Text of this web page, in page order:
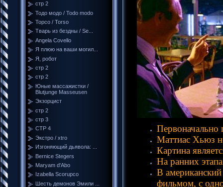
стр 2
Тодо модо / Todo modo
Торсо / Torso
Тварь из бездны / Se...
Angela Covello
Я плюю на ваши могил...
Я, робот
стр 2
стр 2
Юные массажистки /
Blutjunge Masseusen
Экзорцист
стр 2
стр 3
СТР 4
Экстро / xtro
Изгоняющий дьявола: ...
Bernice Stegers
Maryam d'Abo
Izabella Scorupco
Шесть демонов Эмили ...
Первоначально
Маттиас Хьюз
Картина
На ранних
В
фильмом, с